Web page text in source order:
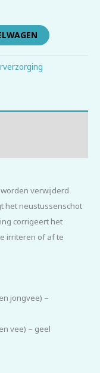
verwijderd
het neustussenschot
corrigeert het
irriteren of af te
jongvee) –
vee) – geel